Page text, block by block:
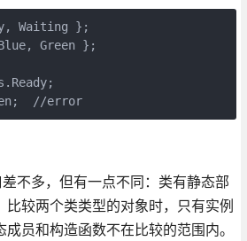
Waiting };
Green };
status = Color.Green;  //error
不多，但有一点不同：类有静态部
比较两个类类型的对象时，只有实例
员和构造函数不在比较的范围内。